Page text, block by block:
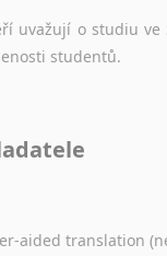
uvažují o studiu ve
studentů.
nekomerčního
aided translation